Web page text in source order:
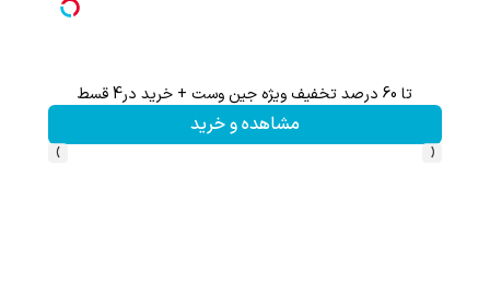
تا 60 درصد تخفیف ویژه جین وست + خرید در4 قسط
مشاهده و خرید
‹
›